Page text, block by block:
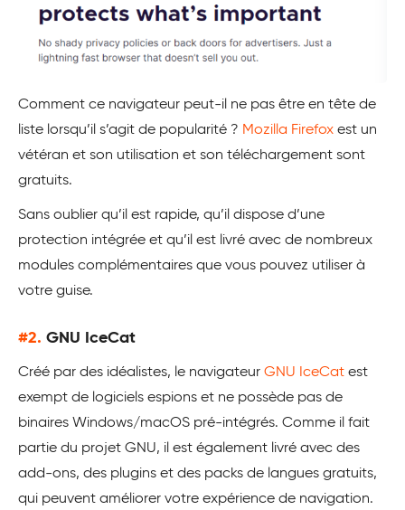
Comment ce navigateur peut-il ne pas être en tête de
liste lorsqu’il s’agit de popularité ? Mozilla Firefox est un
vétéran et son utilisation et son téléchargement sont
gratuits.
Sans oublier qu’il est rapide, qu’il dispose d’une
protection intégrée et qu’il est livré avec de nombreux
modules complémentaires que vous pouvez utiliser à
votre guise.
#2. GNU IceCat
Créé par des idéalistes, le navigateur GNU IceCat est
exempt de logiciels espions et ne possède pas de
binaires Windows/macOS pré-intégrés. Comme il fait
partie du projet GNU, il est également livré avec des
add-ons, des plugins et des packs de langues gratuits,
qui peuvent améliorer votre expérience de navigation.